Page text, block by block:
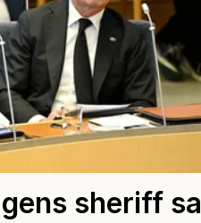
sheriff sa